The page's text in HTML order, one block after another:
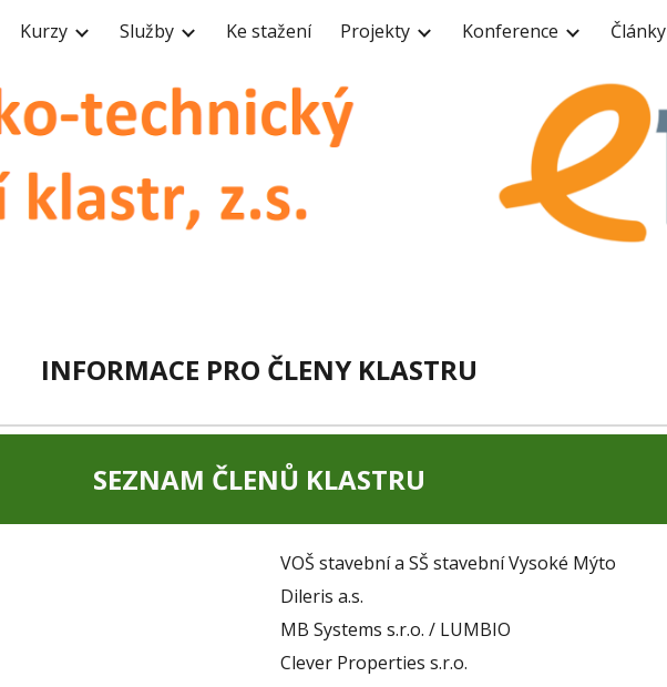
Skip to main content Skip to navigation
Kurzy Služby Ke stažení Projekty Konference Články
INFORMACE PRO ČLENY KLASTRU
SEZNAM ČLENŮ KLASTRU
VOŠ stavební a SŠ stavební Vysoké Mýto
Dileris a.s.
MB Systems s.r.o. / LUMBIO
Clever Properties s.r.o.